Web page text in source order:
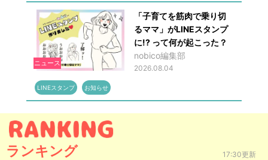
ニュース
「子育てを筋肉で乗り切
るママ」がLINEスタンプ
に!? って何が起こった？
nobico編集部
2026.08.04
LINEスタンプ お知らせ
ランキング 17:30更新